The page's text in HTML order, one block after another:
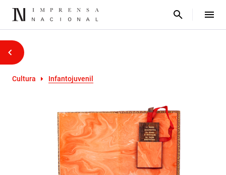
Cultura Infantojuvenil